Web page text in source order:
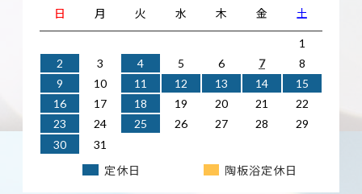
日
月 火 水 木 金
土
1
2
3 4 5 6 7
8
9
10 11 12 13 14
15
16
17 18 19 20 21
22
23
24 25 26 27 28
29
30
31
定休日
陶板浴定休日